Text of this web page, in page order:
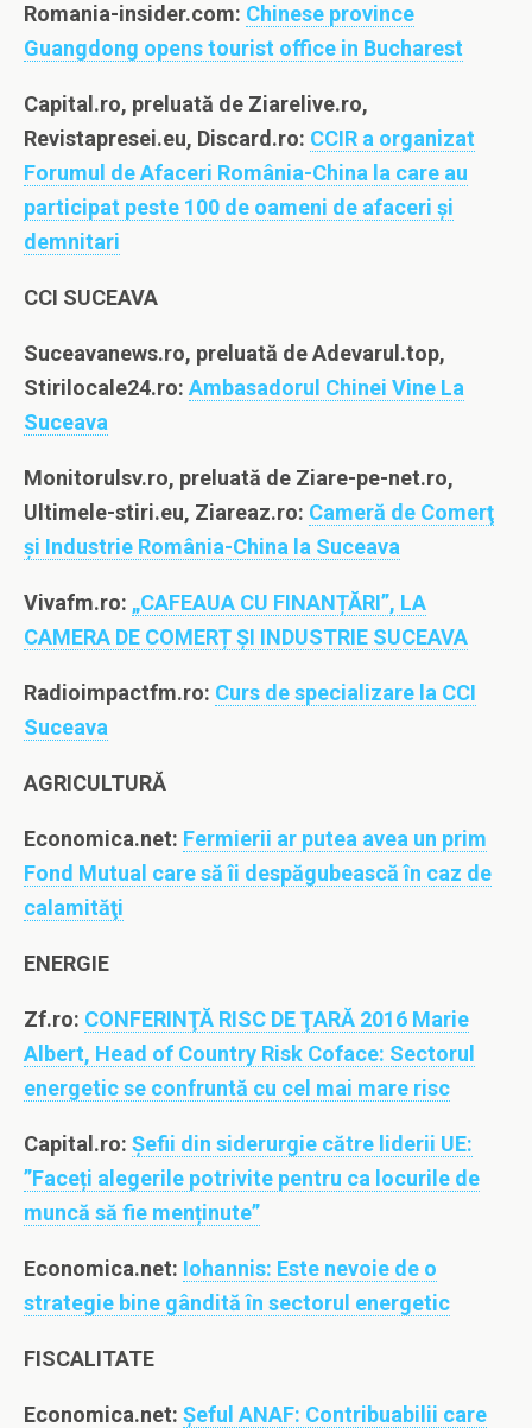
Romania-insider.com: Chinese province
Guangdong opens tourist office in Bucharest
Capital.ro, preluată de Ziarelive.ro,
Revistapresei.eu, Discard.ro: CCIR a organizat
Forumul de Afaceri România-China la care au
participat peste 100 de oameni de afaceri și
demnitari
CCI SUCEAVA
Suceavanews.ro, preluată de Adevarul.top,
Stirilocale24.ro: Ambasadorul Chinei Vine La
Suceava
Monitorulsv.ro, preluată de Ziare-pe-net.ro,
Ultimele-stiri.eu, Ziareaz.ro: Cameră de Comerţ
şi Industrie România-China la Suceava
Vivafm.ro: „CAFEAUA CU FINANȚĂRI”, LA
CAMERA DE COMERȚ ȘI INDUSTRIE SUCEAVA
Radioimpactfm.ro: Curs de specializare la CCI
Suceava
AGRICULTURĂ
Economica.net: Fermierii ar putea avea un prim
Fond Mutual care să îi despăgubească în caz de
calamităţi
ENERGIE
Zf.ro: CONFERINŢĂ RISC DE ŢARĂ 2016 Marie
Albert, Head of Country Risk Coface: Sectorul
energetic se confruntă cu cel mai mare risc
Capital.ro: Șefii din siderurgie către liderii UE:
”Faceți alegerile potrivite pentru ca locurile de
muncă să fie menținute”
Economica.net: Iohannis: Este nevoie de o
strategie bine gândită în sectorul energetic
FISCALITATE
Economica.net: Şeful ANAF: Contribuabilii care